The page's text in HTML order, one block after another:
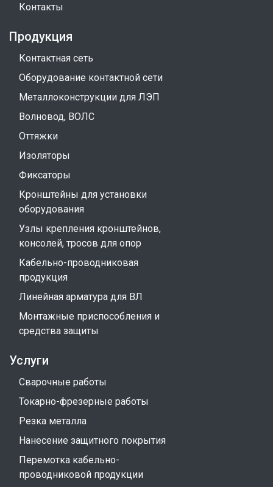
Контакты
Продукция
Контактная сеть
Оборудование контактной сети
Металлоконструкции для ЛЭП
Волновод, ВОЛС
Оттяжки
Изоляторы
Фиксаторы
Кронштейны для установки
оборудования
Узлы крепления кронштейнов,
консолей, тросов для опор
Кабельно-проводниковая
продукция
Линейная арматура для ВЛ
Монтажные приспособления и
средства защиты
Услуги
Сварочные работы
Токарно-фрезерные работы
Резка металла
Нанесение защитного покрытия
Перемотка кабельно-
проводниковой продукции